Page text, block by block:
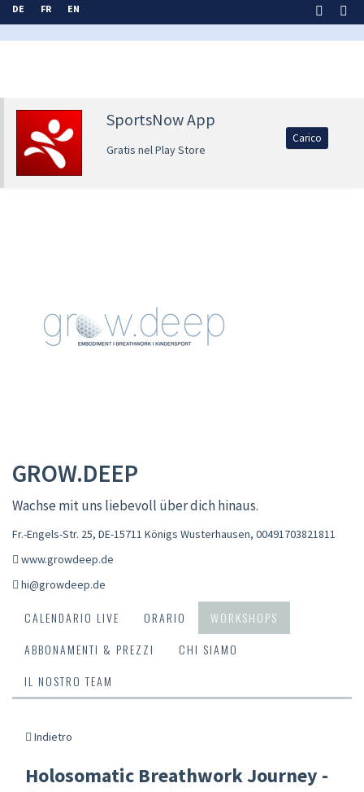
DE FR EN
SportsNow App
Gratis nel Play Store
Carico
GROW.DEEP
Wachse mit uns liebevoll über dich hinaus.
Fr.-Engels-Str. 25, DE-15711 Königs Wusterhausen, 00491703821811
www.growdeep.de
hi@growdeep.de
CALENDARIO LIVE ORARIO
WORKSHOPS
ABBONAMENTI & PREZZI
CHI SIAMO
IL NOSTRO TEAM
Indietro
Holosomatic Breathwork Journey -